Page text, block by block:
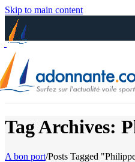
Skip to main content
Tag Archives:
A bon port/Posts Tagged